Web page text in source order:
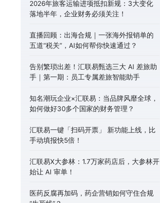
2026年旅客运输进项抵扣新规：3大变化
落地半年，企业财务必须关注！
直播回顾：出海合规｜一张海外报销单的
五道“税关”，AI如何帮你快速通过？
告别繁琐出差！汇联易甄选三大 AI 差旅助
手｜第一期：员工专属差旅智能助手
知名潮玩企业×汇联易：当品牌风靡全球，
如何做好30多个国家的财务管理？
汇联易一键「扫码开票」 新功能上线，比
手动填报快5倍！
汇联易X大参林：1.7万家药店后，大参林开
始让 AI 审单！
医药反腐再加码，药企营销如何守住合规